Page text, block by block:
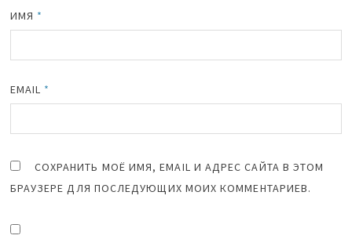
ИМЯ *
EMAIL *
СОХРАНИТЬ МОЁ ИМЯ, EMAIL И АДРЕС САЙТА В ЭТОМ
БРАУЗЕРЕ ДЛЯ ПОСЛЕДУЮЩИХ МОИХ КОММЕНТАРИЕВ.